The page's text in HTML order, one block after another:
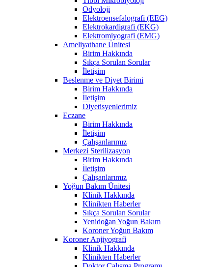
Odyoloji
Elektroensefalografi (EEG)
Elektrokardigrafi (EKG)
Elektromiyografi (EMG)
Ameliyathane Ünitesi
Birim Hakkında
Sıkça Sorulan Sorular
İletişim
Beslenme ve Diyet Birimi
Birim Hakkında
İletişim
Diyetisyenlerimiz
Eczane
Birim Hakkında
İletişim
Çalışanlarımız
Merkezi Sterilizasyon
Birim Hakkında
İletişim
Çalışanlarımız
Yoğun Bakım Ünitesi
Klinik Hakkında
Klinikten Haberler
Sıkça Sorulan Sorular
Yenidoğan Yoğun Bakım
Koroner Yoğun Bakım
Koroner Anjiyografi
Klinik Hakkında
Klinikten Haberler